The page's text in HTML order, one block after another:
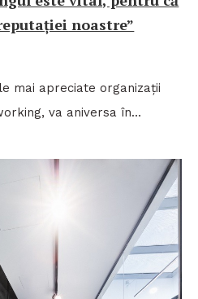
noastre”
mai apreciate organizații
va aniversa în…